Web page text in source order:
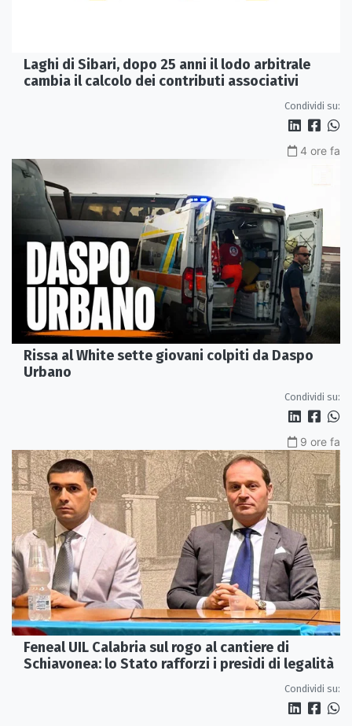
Laghi di Sibari, dopo 25 anni il lodo arbitrale
cambia il calcolo dei contributi associativi
Condividi su:
4 ore fa
Rissa al White sette giovani colpiti da Daspo
Urbano
Condividi su:
9 ore fa
Feneal UIL Calabria sul rogo al cantiere di
Schiavonea: lo Stato rafforzi i presìdi di legalità
Condividi su: